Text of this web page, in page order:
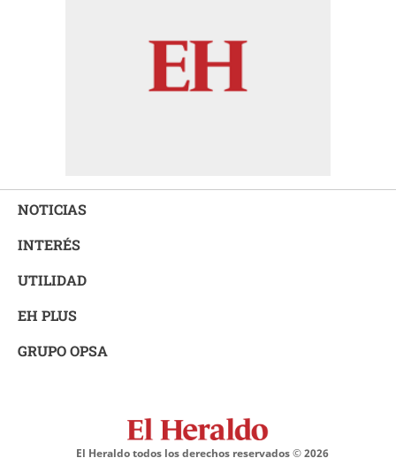
NOTICIAS
INTERÉS
UTILIDAD
EH PLUS
GRUPO OPSA
El Heraldo todos los derechos reservados ©2026